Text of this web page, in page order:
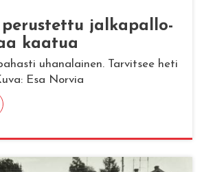
pe­rus­tet­tu jal­ka­pal­lo­
kaa­tua
uhanalainen. Tarvitsee heti
Esa Norvia